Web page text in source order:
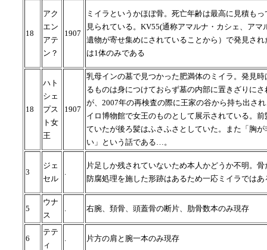
18
アク
エン
アテ
ン？
1907
ミイラというかほぼ骨。死亡年齢は最高に見積もっ
見られている。KV55(通称アマルナ・カシェ、アマ
遺物が寄せ集めにされていることから）で発見され
は1体のみである
18
ハト
シェ
プス
ト女
王
1907
乳母インの墓で見つかった肥満体のミイラ。発見時
るものは身につけておらず墓の内部に置きざりにさ
が、2007年の再検査の際に王家の谷から持ち出さ
イロ博物館で女王のものとして展示されている。前
ていたが後ろ髪はふさふさとしていた。また「胸が
い」という話である…。
3
ジェ
セル
片足しか残されていないため本人かどうか不明。骨
防腐処理を施した形跡はあるため一応ミイラではあ
5
ウナ
ス
右腕、頚骨、頭蓋骨の断片、肋骨数本のみ現存
6
テテ
ィ
片方の肩と腕一本のみ現存